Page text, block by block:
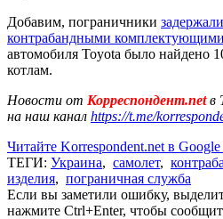
Добавим, пограничники
контрабандными комплектующими
автомобиля Toyota было найдено
котлам.
Новости от Корреспондент.netв
на наш канал https://t.me/
Читайте Korrespondent.net в
ТЕГИ: Украина, самолет,
изделия, пограничная служба
Если вы заметили ошибку,
нажмите Ctrl+Enter, чтобы